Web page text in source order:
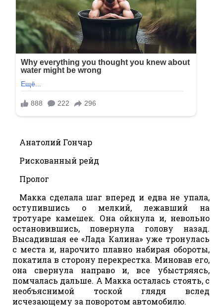
Анатолий Гончар
Рискованный рейд
Пролог
Макка сделала шаг вперед и едва не упала,
оступившись о мелкий, лежавший на
тротуаре камешек. Она ойкнула и, невольно
остановившись, повернула голову назад.
Высадившая ее «Лада Калина» уже тронулась
с места и, нарочито плавно набирая обороты,
покатила в сторону перекрестка. Миновав его,
она свернула направо и, все убыстряясь,
помчалась дальше. А Макка осталась стоять, с
необъяснимой тоской глядя вслед
исчезающему за поворотом автомобилю.